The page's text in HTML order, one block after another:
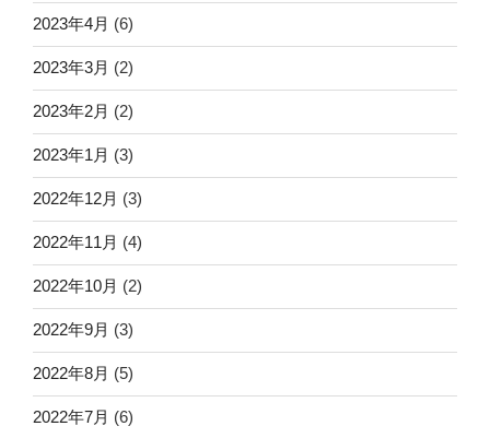
2023年4月 (6)
2023年3月 (2)
2023年2月 (2)
2023年1月 (3)
2022年12月 (3)
2022年11月 (4)
2022年10月 (2)
2022年9月 (3)
2022年8月 (5)
2022年7月 (6)